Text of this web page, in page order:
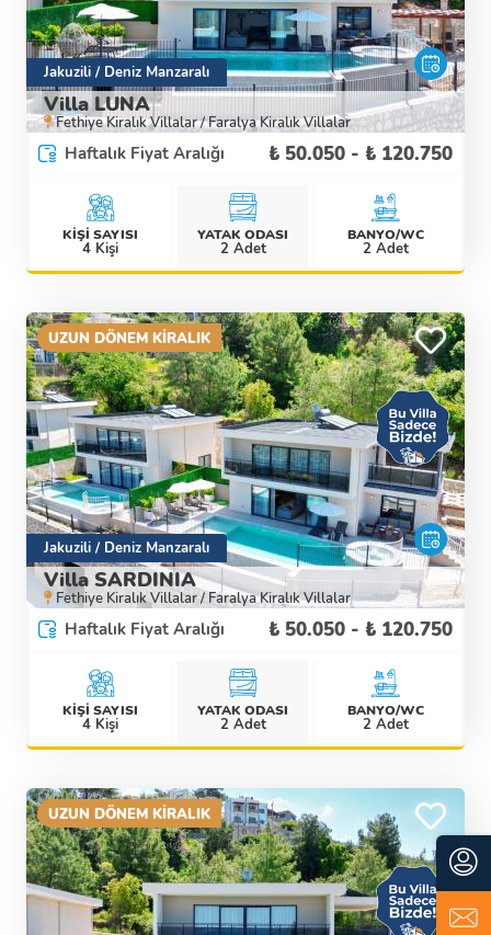
Villa LUNA
Fethiye Kiralık Villalar / Faralya Kiralık Villalar
Jakuzili / Deniz Manzaralı
Haftalık Fiyat Aralığı ₺ 50.050 - ₺ 120.750
KİŞİ SAYISI
4 Kişi
YATAK ODASI
2 Adet
BANYO/WC
2 Adet
Detaylı İncele
Villa SARDINIA
Fethiye Kiralık Villalar / Faralya Kiralık Villalar
UZUN DÖNEM KİRALIK
Jakuzili / Deniz Manzaralı
Haftalık Fiyat Aralığı ₺ 50.050 - ₺ 120.750
KİŞİ SAYISI
4 Kişi
YATAK ODASI
2 Adet
BANYO/WC
2 Adet
Detaylı İncele
UZUN DÖNEM KİRALIK